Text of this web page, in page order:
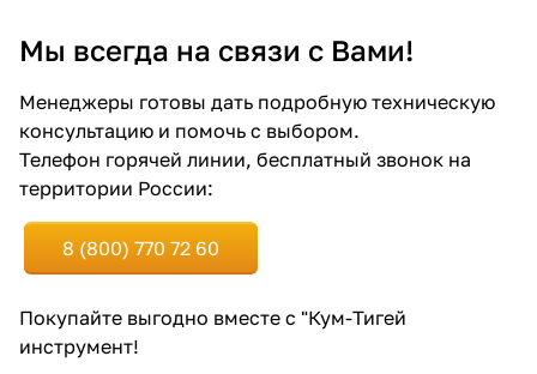
Мы всегда на связи с Вами!
Менеджеры готовы дать подробную техническую
консультацию и помочь с выбором.
Телефон горячей линии, бесплатный звонок на
территории России:
8 (800) 770 72 60
Покупайте выгодно вместе с "Кум-Тигей
инструмент!